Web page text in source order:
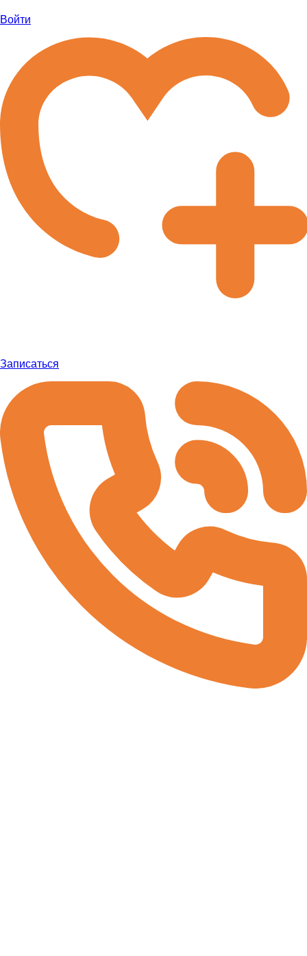
Войти
Записаться